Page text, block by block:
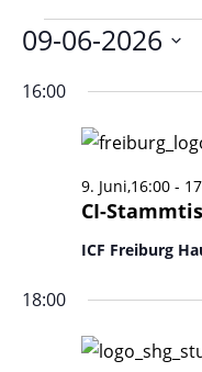
9.
09-06-2026
wählen.
16:00
CI-
9. Juni,16:00-
ICF Freiburg
18:00